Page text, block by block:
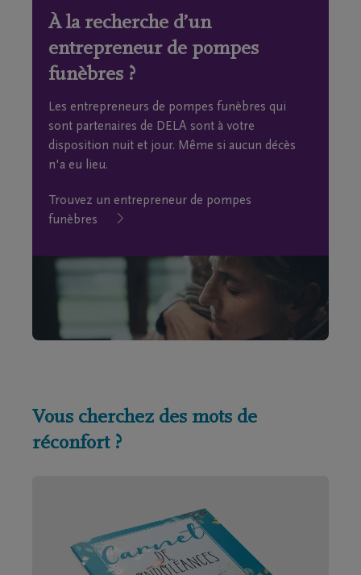
À la recherche d’un
entrepreneur de pompes
funèbres ?
Les entrepreneurs de pompes funèbres qui
sont partenaires de DELA sont à votre
disposition nuit et jour. Même si aucun décès
n'a eu lieu.
Trouvez un entrepreneur de pompes
funèbres
Vous cherchez des mots de
réconfort ?